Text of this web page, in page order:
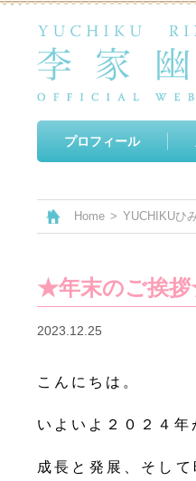
プロフィール
Home > YUCHIKUひ
★年末のご挨
2023.12.25
こんにちは。
いよいよ２０２４年
成長と発展、そし